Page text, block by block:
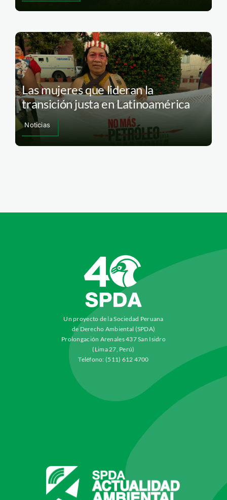
Las mujeres que lideran la
transición justa en Latinoamérica
Noticias
Un proyecto de la Sociedad Peruana
de Derecho Ambiental (SPDA)
Prolongación Arenales 437 San Isidro
(Lima 27, Perú)
Teléfono: (511) 612 4700